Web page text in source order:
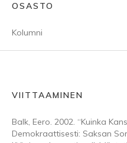
OSASTO
Kolumni
VIITTAAMINEN
Balk, Eero. 2002. “Kuinka
Demokraattisesti: Saksan